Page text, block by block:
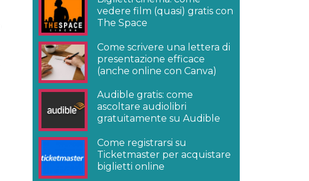
vedere film (quasi) gratis con
The Space
Come scrivere una lettera di
presentazione efficace
(anche online con Canva)
Audible gratis: come
ascoltare audiolibri
gratuitamente su Audible
Come registrarsi su
Ticketmaster per acquistare
biglietti online